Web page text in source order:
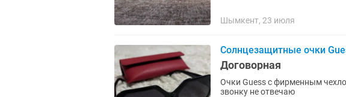
Шымкент, 23 июля
Солнцезащитные очки
Договорная
Очки Guess с фирменным
звонку не отвечаю